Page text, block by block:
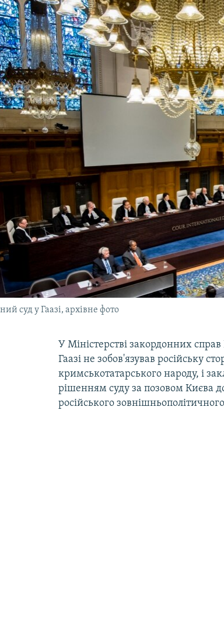
суд у Гаазі, архівне фото
У Міністерстві закордонних
Гаазі не зобов'язував російську
кримськотатарського народу, і
рішенням суду за позовом Києва
російського